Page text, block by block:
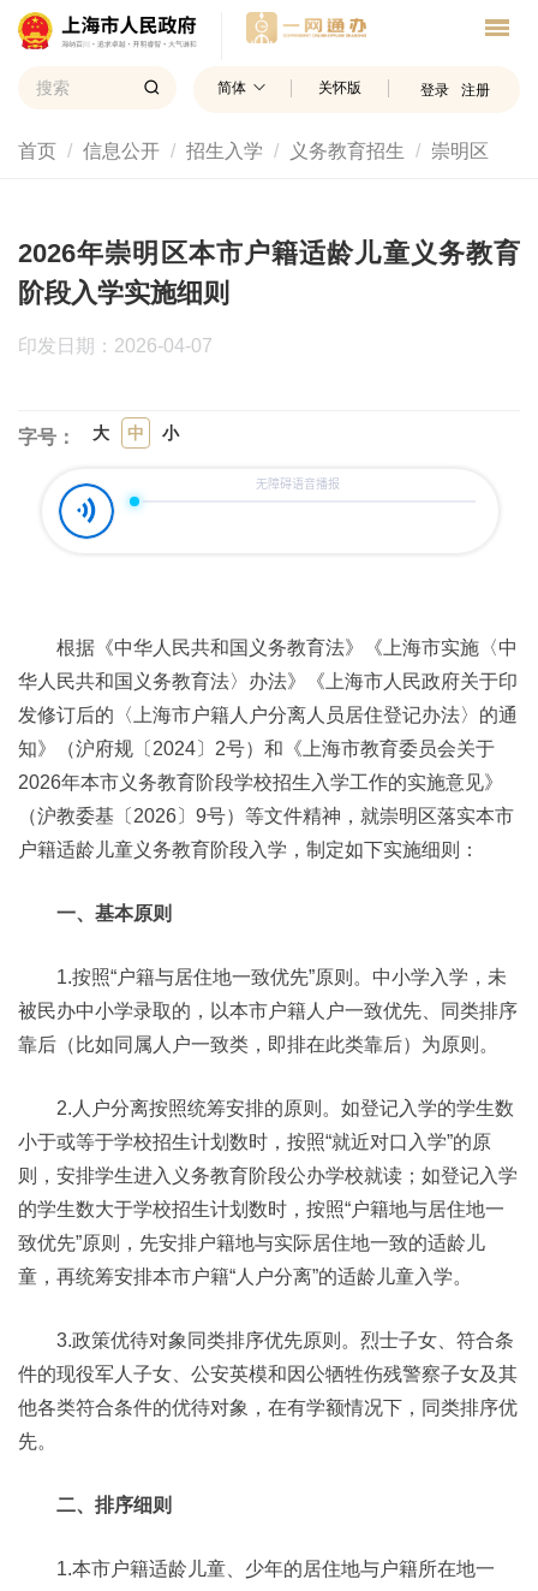
简体 关怀版 登录 注册
首页 信息公开 招生入学 义务教育招生 崇明区
2026年崇明区本市户籍适龄儿童义务教育
阶段入学实施细则
印发日期：2026-04-07
字号： 大 中 小
根据《中华人民共和国义务教育法》《上海市实施〈中
华人民共和国义务教育法〉办法》《上海市人民政府关于印
发修订后的〈上海市户籍人户分离人员居住登记办法〉的通
知》（沪府规〔2024〕2号）和《上海市教育委员会关于
2026年本市义务教育阶段学校招生入学工作的实施意见》
（沪教委基〔2026〕9号）等文件精神，就崇明区落实本市
户籍适龄儿童义务教育阶段入学，制定如下实施细则：
一、基本原则
1.按照“户籍与居住地一致优先”原则。中小学入学，未
被民办中小学录取的，以本市户籍人户一致优先、同类排序
靠后（比如同属人户一致类，即排在此类靠后）为原则。
2.人户分离按照统筹安排的原则。如登记入学的学生数
小于或等于学校招生计划数时，按照“就近对口入学”的原
则，安排学生进入义务教育阶段公办学校就读；如登记入学
的学生数大于学校招生计划数时，按照“户籍地与居住地一
致优先”原则，先安排户籍地与实际居住地一致的适龄儿
童，再统筹安排本市户籍“人户分离”的适龄儿童入学。
3.政策优待对象同类排序优先原则。烈士子女、符合条
件的现役军人子女、公安英模和因公牺牲伤残警察子女及其
他各类符合条件的优待对象，在有学额情况下，同类排序优
先。
二、排序细则
1.本市户籍适龄儿童、少年的居住地与户籍所在地一